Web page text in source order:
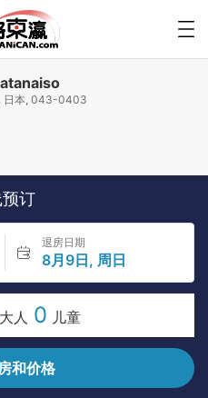
日本, 043-0403
订
退房日期
8月9日, 周日
大人 0 儿童
和价格